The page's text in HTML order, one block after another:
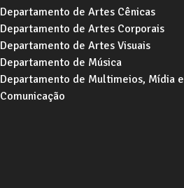
Departamento de Artes Cênicas
Departamento de Artes Corporais
Departamento de Artes Visuais
Departamento de Música
Departamento de Multimeios, Mídia e
Comunicação